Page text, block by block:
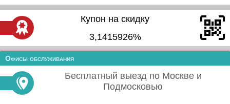
Купон на скидку
3,1415926%
Офисы обслуживания
Бесплатный выезд по Москве и
Подмосковью